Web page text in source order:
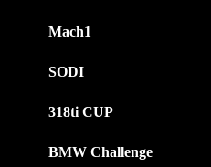
Mach1
SODI
318ti CUP
BMW Challenge